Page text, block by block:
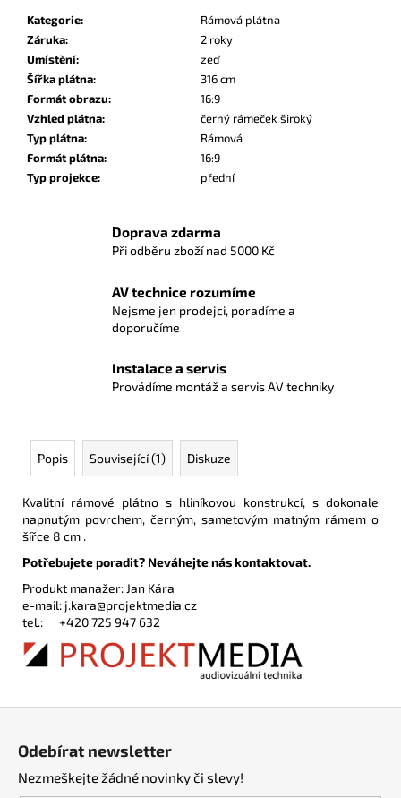
Kategorie:
Rámová plátna
Záruka:
2 roky
Umístění:
zeď
Šířka plátna:
316 cm
Formát obrazu:
16:9
Vzhled plátna:
černý rámeček široký
Typ plátna:
Rámová
Formát plátna:
16:9
Typ projekce: přední
Doprava zdarma
Při odběru zboží nad 5000 Kč
AV technice rozumíme
Nejsme jen prodejci, poradíme a
doporučíme
Instalace a servis
Provádíme montáž a servis AV techniky
Popis Související (1) Diskuze
Kvalitní rámové plátno s hliníkovou konstrukcí, s dokonale
napnutým povrchem, černým, sametovým matným rámem o
šířce 8 cm .
Potřebujete poradit? Neváhejte nás kontaktovat.
Produkt manažer: Jan Kára
e-mail: j.kara@projektmedia.cz
tel.: +420 725 947 632
Odebírat newsletter
Nezmeškejte žádné novinky či slevy!